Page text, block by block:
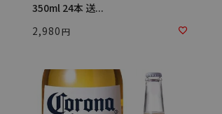
350ml 24本 送...
2,980